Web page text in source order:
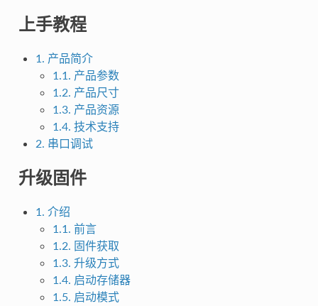
上手教程
1. 产品简介
1.1. 产品参数
1.2. 产品尺寸
1.3. 产品资源
1.4. 技术支持
2. 串口调试
升级固件
1. 介绍
1.1. 前言
1.2. 固件获取
1.3. 升级方式
1.4. 启动存储器
1.5. 启动模式